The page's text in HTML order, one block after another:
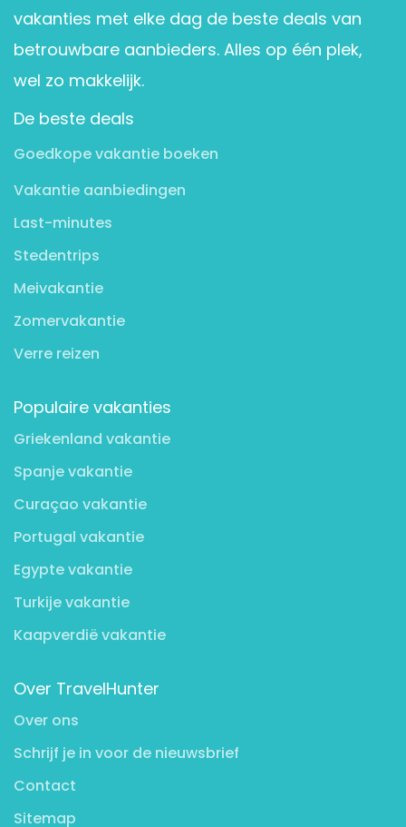
vakanties met elke dag de beste deals van
betrouwbare aanbieders. Alles op één plek,
wel zo makkelijk.
De beste deals
Goedkope vakantie boeken
Vakantie aanbiedingen
Last-minutes
Stedentrips
Meivakantie
Zomervakantie
Verre reizen
Populaire vakanties
Griekenland vakantie
Spanje vakantie
Curaçao vakantie
Portugal vakantie
Egypte vakantie
Turkije vakantie
Kaapverdië vakantie
Over TravelHunter
Over ons
Schrijf je in voor de nieuwsbrief
Contact
Sitemap